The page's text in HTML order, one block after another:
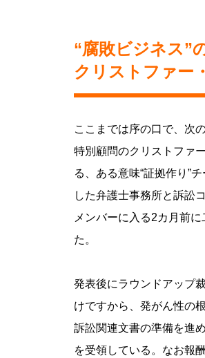
“腐敗ビジネス”
クリストファー
ここまでは序の口で、次
特別顧問のクリストファ
る、ある意味“証拠作り”
した弁護士事務所と訴訟
メンバーに入る2カ月前
た。
発表後にラウンドアップ
けですから、発がん性の
訴訟関連文書の準備を進
を受領している。なお報